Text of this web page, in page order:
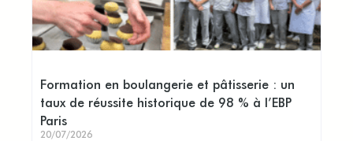
Formation en boulangerie et pâtisserie : un
taux de réussite historique de 98 % à l’EBP
Paris
20/07/2026